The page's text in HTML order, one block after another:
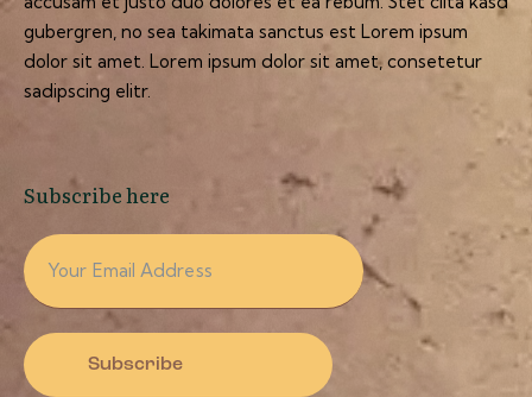
gubergren, no sea takimata sanctus est Lorem ipsum
dolor sit amet. Lorem ipsum dolor sit amet, consetetur
sadipscing elitr.
Subscribe here
Subscribe